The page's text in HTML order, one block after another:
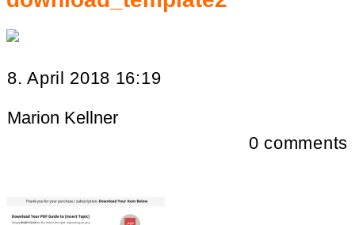
8. April 2018 16:19
Marion Kellner
0 comments